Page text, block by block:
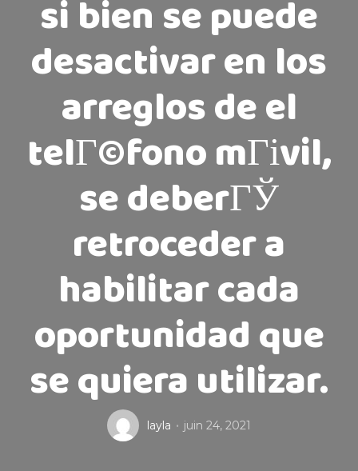
si bien se puede
desactivar en los
arreglos de el
telГ©fono mГіvil,
se deberГЎ
retroceder a
habilitar cada
oportunidad que
se quiera utilizar.
layla juin 24, 2021